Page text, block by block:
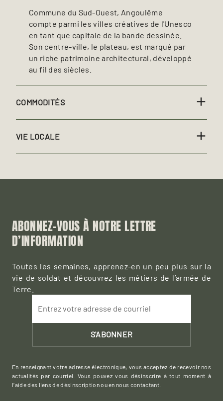
Commune du Sud-Ouest, Angoulême
compte parmi les villes créatives de l'Unesco
en tant que capitale de la bande dessinée.
Son centre-ville, le plateau, est marqué par
un riche patrimoine architectural, développé
au fil des siècles.
COMMODITÉS
VIE LOCALE
ABONNEZ-VOUS À NOTRE LETTRE
D’INFORMATION
Toutes les semaines, apprenez-en un peu plus sur la
vie de soldat et découvrez les métiers de l’armée de
Terre.
Entrez votre adresse de courriel
S'ABONNER
En renseignant votre adresse électronique, vous acceptez de recevoir nos
actualités par courriel. Vous pouvez vous désinscrire à tout moment à
l’aide des liens de désinscription ou en nous contactant.